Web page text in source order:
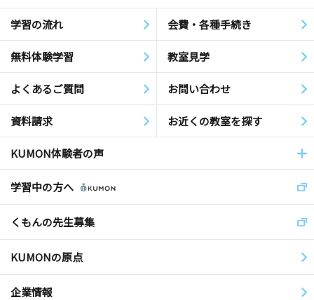
学習の流れ 会費・各種手続き
無料体験学習 教室見学
よくあるご質問 お問い合わせ
資料請求 お近くの教室を探す
KUMON体験者の声
学習中の方へ
くもんの先生募集
KUMONの原点
企業情報